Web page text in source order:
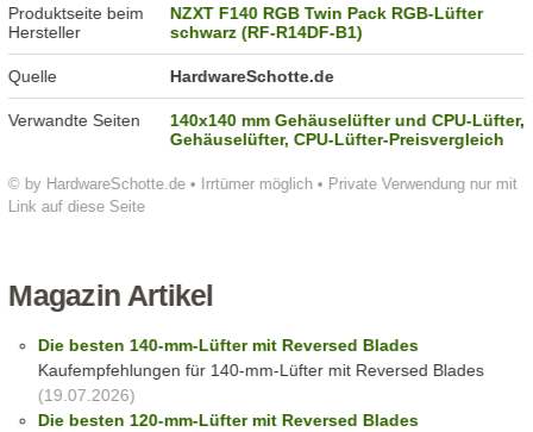
© by HardwareSchotte.de • Irrtümer möglich • Private Verwendung nur mit
Link auf diese Seite
Produktseite beim
Hersteller
NZXT F140 RGB Twin Pack RGB-Lüfter
schwarz (RF-R14DF-B1)
Quelle HardwareSchotte.de
Verwandte Seiten 140x140 mm Gehäuselüfter und CPU-Lüfter,
Gehäuselüfter, CPU-Lüfter-Preisvergleich
Magazin Artikel
Die besten 140-mm-Lüfter mit Reversed Blades
Kaufempfehlungen für 140-mm-Lüfter mit Reversed Blades
(19.07.2026)
Die besten 120-mm-Lüfter mit Reversed Blades